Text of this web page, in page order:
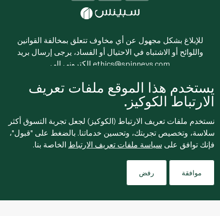
للإبلاغ بشكل مجهول عن أي مخاوف تتعلق بمخالفة القوانين
واللوائح أو الاشتباه في الاحتيال أو الفساد، يرجى إرسال بريد
ethics@spinneys.com
© 2020-2026 سبينس. كل الحقوق محفوظة
يستخدم هذا الموقع ملفات تعريف
الارتباط الكوكيز.
نستخدم ملفات تعريف الارتباط (الكوكيز) لجعل تجربة التسوق أكثر
سلاسة، وتخصيص تجربتك، وتحسين خدماتنا. بالضغط على "قبول"،
فإنك توافق على سياسة ملفات تعريف الارتباط الخاصة بنا.
موافقة رفض